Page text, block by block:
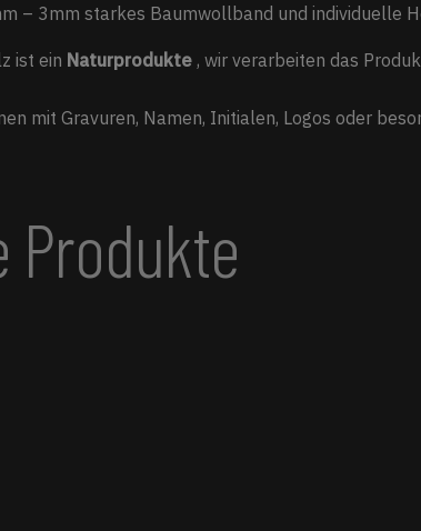
– 3mm starkes Baumwollband und individuelle
ist ein Naturprodukte , wir verarbeiten das
mit Gravuren, Namen, Initialen, Logos oder
Produkte